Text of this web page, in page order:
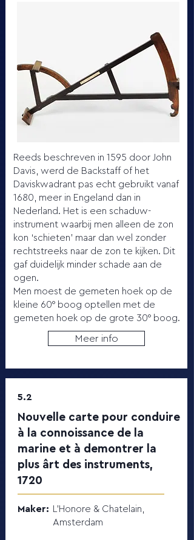
Reeds beschreven in 1595 door John
Davis, werd de Backstaff of het
Daviskwadrant pas echt gebruikt vanaf
1680, meer in Engeland dan in
Nederland. Het is een schaduw-
instrument waarbij men alleen de zon
kon ‘schieten’ maar dan wel zonder
rechtstreeks naar de zon te kijken. Dit
gaf duidelijk minder schade aan de
ogen.
Men moest de gemeten hoek op de
kleine 60° boog optellen met de
gemeten hoek op de grote 30° boog.
Meer info
5.2
Nouvelle carte pour conduire
à la connoissance de la
marine et à demontrer la
plus ârt des instruments,
1720
Maker:
L’Honore & Chatelain,
Amsterdam